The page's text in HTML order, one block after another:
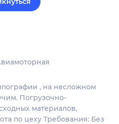
, на несложном
Погрузочно-
материалов,
по цеху Требования: Без